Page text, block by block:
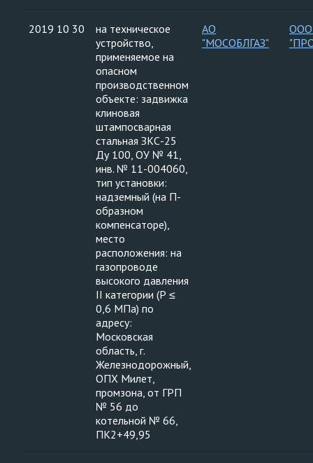
2019 10 30
на техническое
устройство,
применяемое на
опасном
производственном
объекте: задвижка
клиновая
штампосварная
стальная ЗКС-25
Ду 100, ОУ № 41,
инв. № 11-004060,
тип установки:
надземный (на П-
образном
компенсаторе),
место
расположения: на
газопроводе
высокого давления
II категории (Р ≤
0,6 МПа) по
адресу:
Московская
область, г.
Железнодорожный,
ОПХ Милет,
промзона, от ГРП
№ 56 до
котельной № 66,
ПК2+49,95
АО
"МОСОБЛГАЗ"